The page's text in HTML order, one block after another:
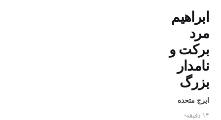
ابراهیم
مرد
برکت و
نامدار
بزرگ
ایرج متحده
۱۴ دقیقه